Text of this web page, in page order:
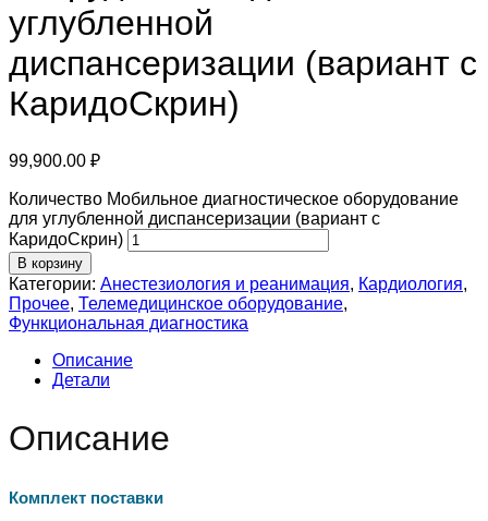
углубленной
диспансеризации (вариант с
КаридоСкрин)
99,900.00 ₽
Количество Мобильное диагностическое оборудование
для углубленной диспансеризации (вариант с
КаридоСкрин)
В корзину
Категории: Анестезиология и реанимация, Кардиология,
Прочее, Телемедицинское оборудование,
Функциональная диагностика
Описание
Детали
Описание
Комплект поставки